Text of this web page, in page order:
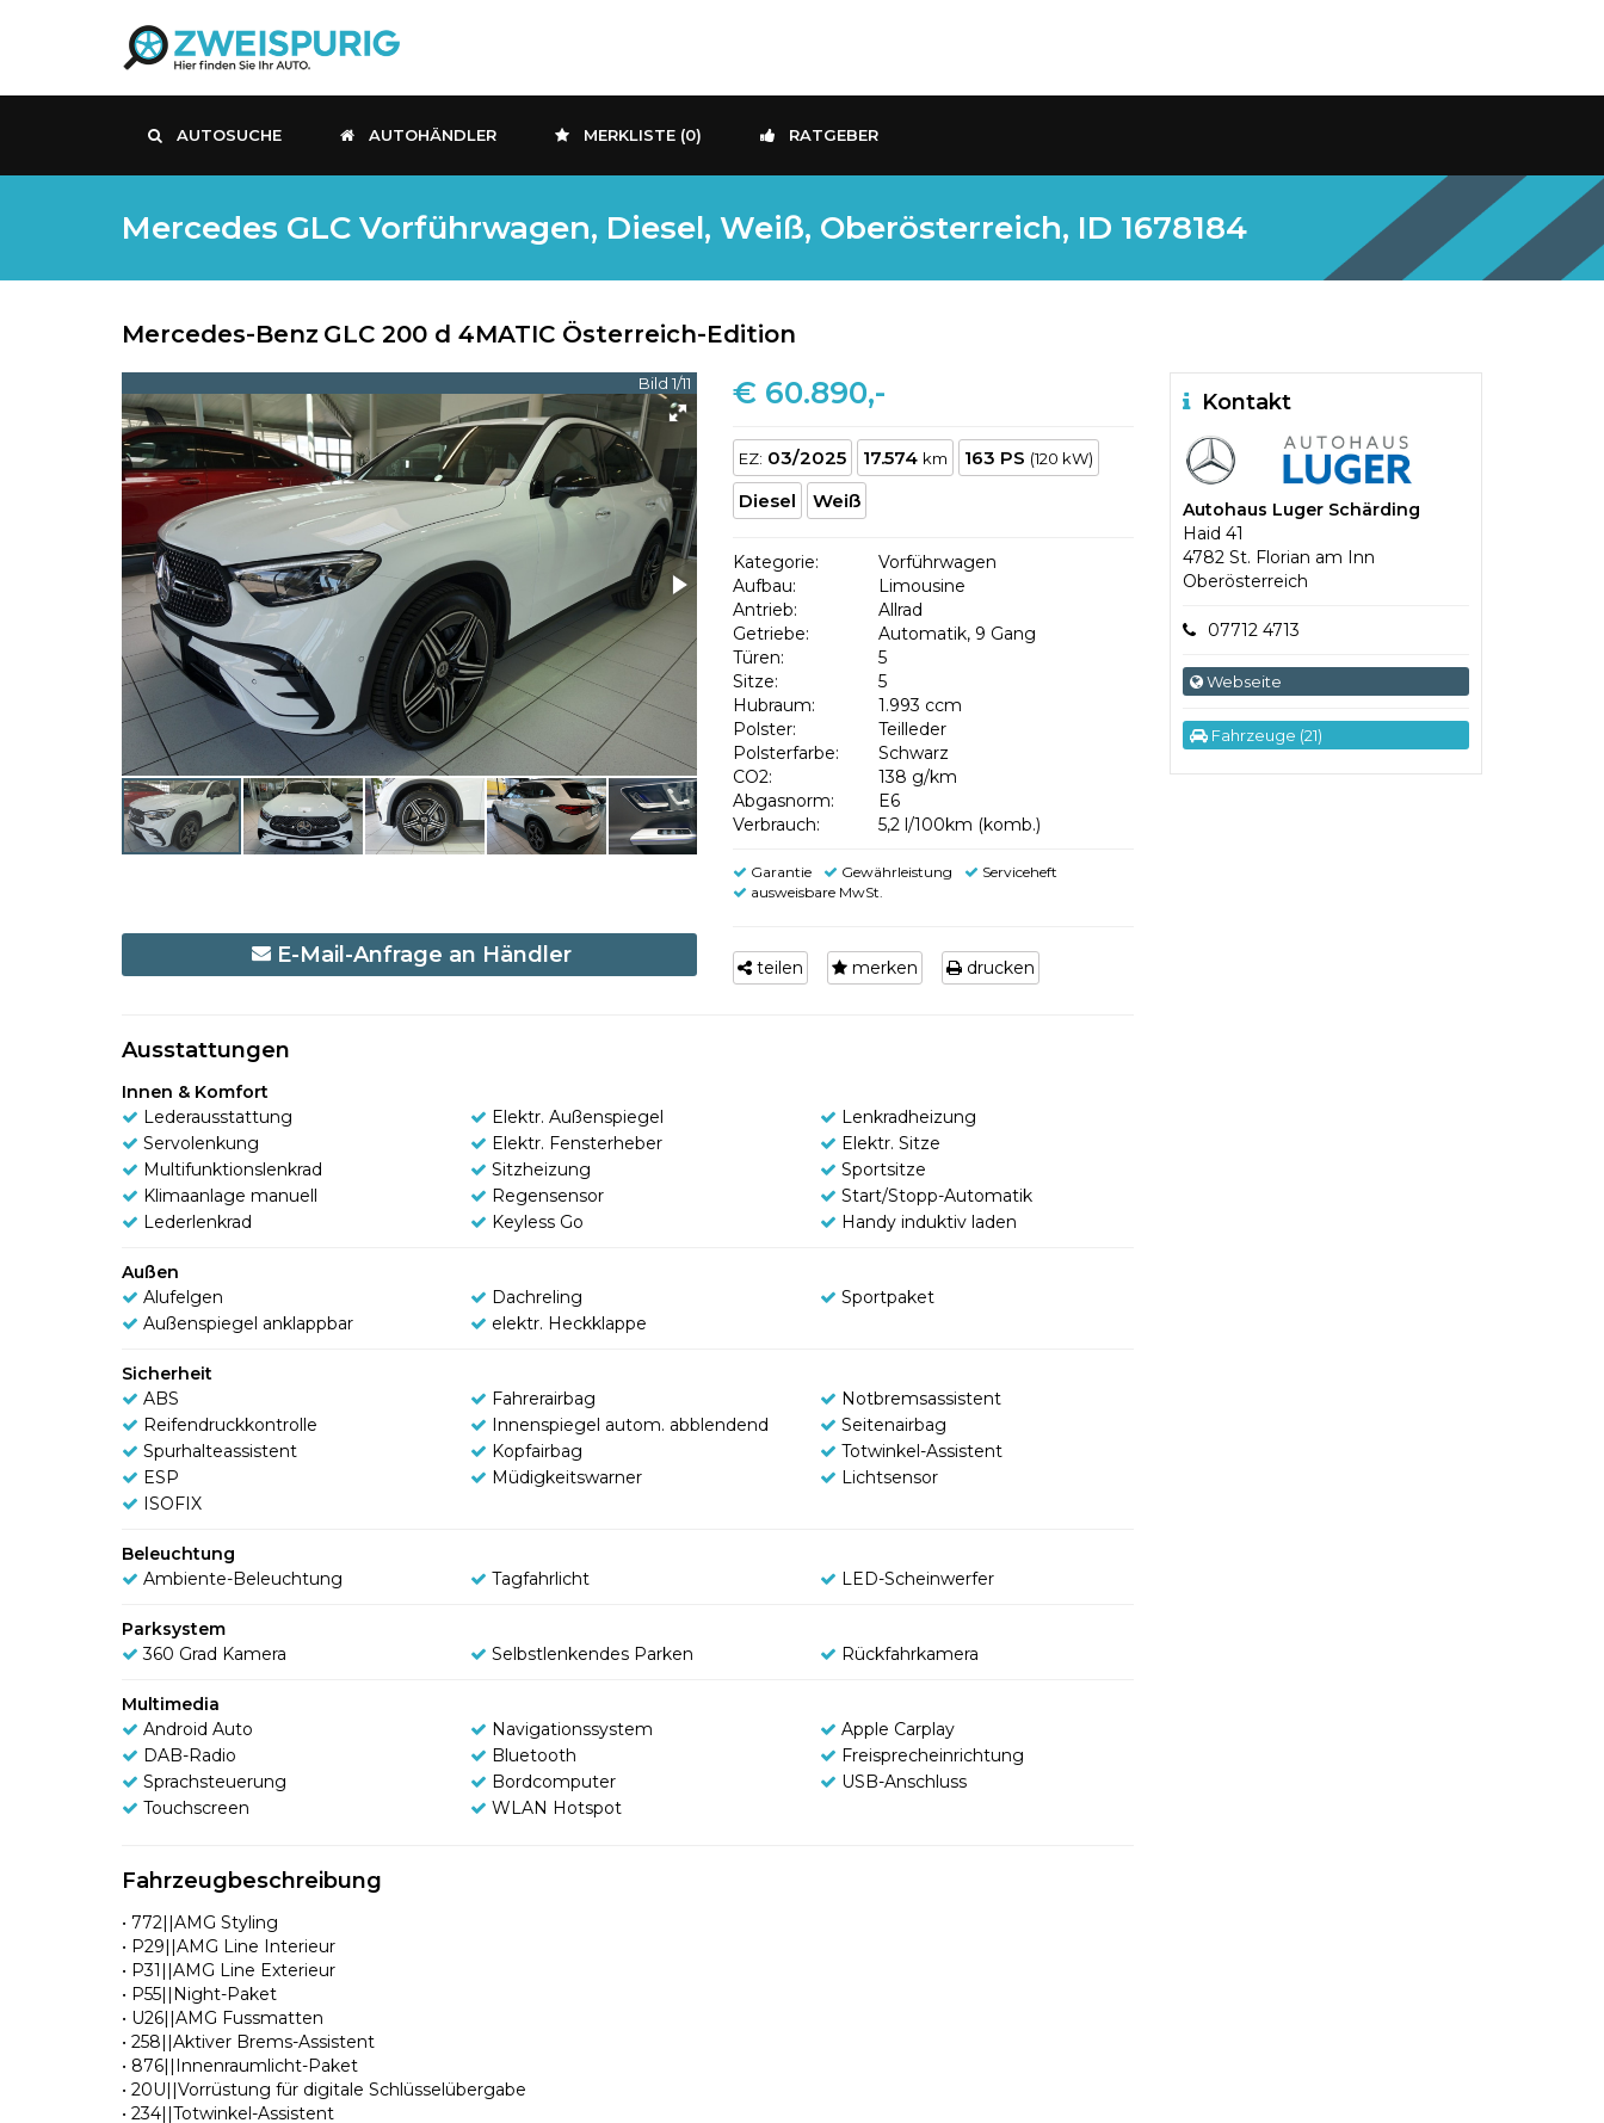
AUTOSUCHE AUTOHÄNDLER MERKLISTE (0) RATGEBER
Mercedes GLC Vorführwagen, Diesel, Weiß, Oberösterreich, ID 1678184
Mercedes-Benz GLC 200 d 4MATIC Österreich-Edition
Bild 1/11
E-Mail-Anfrage an Händler
€ 60.890,-
EZ: 03/2025 17.574 km 163 PS (120 kW)
Diesel Weiß
Kategorie:
Vorführwagen
Aufbau:
Limousine
Antrieb:
Allrad
Getriebe:
Automatik, 9 Gang
Türen:
5
Sitze:
5
Hubraum:
1.993 ccm
Polster:
Teilleder
Polsterfarbe:
Schwarz
CO2:
138 g/km
Abgasnorm:
E6
Verbrauch:
5,2 l/100km (komb.)
Garantie Gewährleistung
Serviceheft
ausweisbare MwSt.
teilen merken drucken
Ausstattungen
Innen & Komfort
Lederausstattung
Elektr. Außenspiegel
Lenkradheizung
Servolenkung
Elektr. Fensterheber
Elektr. Sitze
Multifunktionslenkrad
Sitzheizung
Sportsitze
Klimaanlage manuell
Regensensor
Start/Stopp-Automatik
Lederlenkrad
Keyless Go Handy induktiv laden
Außen
Alufelgen
Dachreling
Sportpaket
Außenspiegel anklappbar
elektr. Heckklappe
Sicherheit
ABS
Fahrerairbag
Notbremsassistent
Reifendruckkontrolle
Innenspiegel autom. abblendend
Seitenairbag
Spurhalteassistent
Kopfairbag
Totwinkel-Assistent
ESP
Müdigkeitswarner
Lichtsensor
ISOFIX
Beleuchtung
Ambiente-Beleuchtung
Tagfahrlicht LED-Scheinwerfer
Parksystem
360 Grad Kamera
Selbstlenkendes Parken Rückfahrkamera
Multimedia
Android Auto
Navigationssystem
Apple Carplay
DAB-Radio
Bluetooth
Freisprecheinrichtung
Sprachsteuerung
Bordcomputer
USB-Anschluss
Touchscreen
WLAN Hotspot
Fahrzeugbeschreibung
• 772||AMG Styling
• P29||AMG Line Interieur
• P31||AMG Line Exterieur
• P55||Night-Paket
• U26||AMG Fussmatten
• 258||Aktiver Brems-Assistent
• 876||Innenraumlicht-Paket
• 20U||Vorrüstung für digitale Schlüsselübergabe
• 234||Totwinkel-Assistent
Kontakt
Autohaus Luger Schärding
Haid 41
4782 St. Florian am Inn
Oberösterreich
07712 4713
Webseite
Fahrzeuge (21)